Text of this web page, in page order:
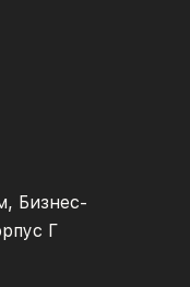
Бизнес-
Г